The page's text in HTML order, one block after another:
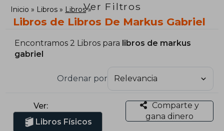
Ver Filtros
Inicio Libros Libros
Libros de Libros De Markus Gabriel
Encontramos 2 Libros para libros de markus
gabriel
Ordenar por
Ver:
Libros Físicos
Comparte y
gana dinero